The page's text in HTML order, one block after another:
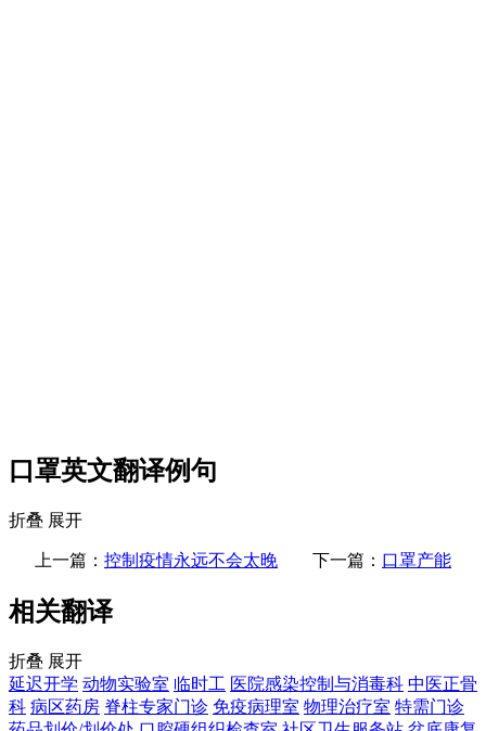
口罩英文翻译例句
折叠 展开
上一篇： 控制疫情永远不会太晚 下一篇： 口罩产能
相关翻译
折叠 展开
延迟开学 动物实验室 临时工 医院感染控制与消毒科 中医正骨
科 病区药房 脊柱专家门诊 免疫病理室 物理治疗室 特需门诊